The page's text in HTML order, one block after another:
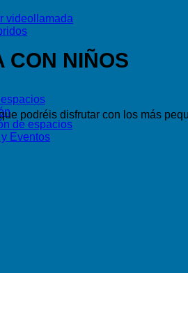
videollamada
de espacios
Eventos
CON NIÑOS
podréis disfrutar con los más